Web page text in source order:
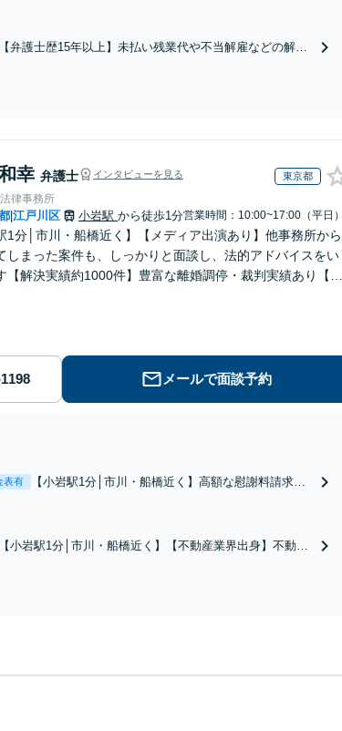
ま連れの相談可】
【弁護士歴15年以上】未払い残業代や不当解雇などの解決
幸 弁護士 インタビューを見る 東京都
律事務所
江戸川区 小岩駅 から徒歩1分営業時間：10:00~17:00（平日）
1分│市川・船橋近く】【メディア出演あり】他事務所から
しまった案件も、しっかりと面談し、法的アドバイスをい
【解決実績約1000件】豊富な離婚調停・裁判実績あり【不
メールで面談予約
表有
【小岩駅1分│市川・船橋近く】高額な慰謝料請求の
家の財産分与に対応！離婚に関するお悩みは、お気
軽にご相談ください【メディア出演】【早朝・夜間
【小岩駅1分│市川・船橋近く】【不動産業界出身】不動産